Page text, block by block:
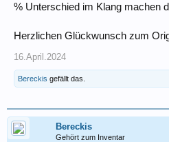
% Unterschied im Klang machen
Herzlichen Glückwunsch zum
16.April.2024
Bereckis gefällt das.
Bereckis
Gehört zum Inventar